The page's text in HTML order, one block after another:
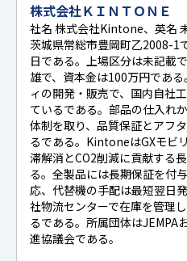
株式会社ＫＩＮＴＯＮＥ
社名 株式会社Kintone、英名
茨城県常総市豊岡町乙2008-1
日である。上場区分は未記載
雄で、資本金は100万円であ
ィの開発・販売で、国内自社
ているである。部品の仕入れ
体制を取り、品質保証とアフ
るである。KintoneはGXモビ
滞解消とCO2削減に貢献する
る。全製品には長期保証を付
応、代替機の手配は最短翌日
社物流センターで在庫を管理
るである。所属団体はJEMPA
進協議会である。